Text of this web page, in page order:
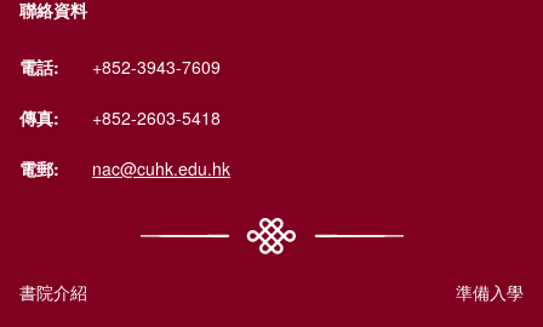
聯絡資料
電話: +852-3943-7609
傳真: +852-2603-5418
電郵: nac@cuhk.edu.hk
書院介紹 準備入學